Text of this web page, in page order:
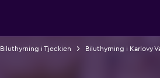
Biluthyrning i Tjeckien Biluthyrning i Karlovy